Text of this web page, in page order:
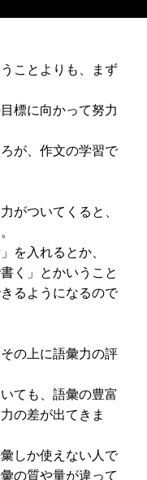
ことよりも、まず
標に向かって努力
が、作文の学習で
がついてくると、
を入れるとか、
く」とかいうこと
るようになるので
の上に語彙力の評
ても、語彙の豊富
の差が出てきま
しか使えない人で
の質や量が違って